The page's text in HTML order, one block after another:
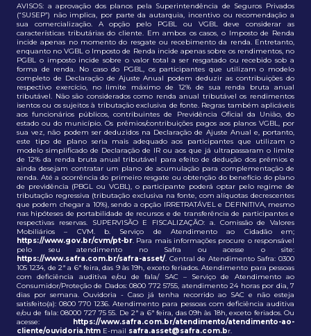
AVISOS: a aprovação dos planos pela Superintendência de Seguros Privados
(“SUSEP”) não implica, por parte da autarquia, incentivo ou recomendação a
sua comercialização. A opção pelo PGBL ou VGBL deve considerar as
características tributárias do cliente. Em ambos os casos, o Imposto de Renda
incide apenas no momento do resgate ou recebimento da renda. Entretanto,
enquanto no VGBL o Imposto de Renda incide apenas sobre os rendimentos, no
PGBL o imposto incide sobre o valor total a ser resgatado ou recebido sob a
forma de renda. No caso do PGBL, os participantes que utilizam o modelo
completo de Declaração de Ajuste Anual podem deduzir as contribuições do
respectivo exercício, no limite máximo de 12% de sua renda bruta anual
tributável. Não são considerados como renda anual tributável os rendimentos
isentos ou os sujeitos à tributação exclusiva de fonte. Regras também aplicáveis
aos funcionários públicos, contribuintes de Previdência Oficial da União, do
estado ou do município. Os prêmios/contribuições pagos aos planos VGBL, por
sua vez, não podem ser deduzidos na Declaração de Ajuste Anual e, portanto,
este tipo de plano seria mais adequado aos participantes que utilizam o
modelo simplificado de Declaração de IR ou aos que já ultrapassaram o limite
de 12% da renda bruta anual tributável para efeito de dedução dos prêmios e
ainda desejam contratar um plano de acumulação para complementação de
renda. Até a ocorrência do primeiro resgate ou obtenção do benefício do plano
de previdência (PBGL ou VGBL), o participante poderá optar pelo regime de
tributação regressiva (tributação exclusiva na fonte, com alíquotas decrescentes
que podem chegar a 10%), sendo a opção IRRETRATÁVEL e DEFINITIVA, mesmo
nas hipóteses de portabilidade de recursos e de transferência de participantes e
respectivas reservas. SUPERVISÃO E FISCALIZAÇÃO: a. Comissão de Valores
Mobiliários – CVM. b. Serviço de Atendimento ao Cidadão em;
https://www.gov.br/cvm/pt-br. Para mais informações procure o responsável
pelo seu atendimento no Safra ou acesse o site:
https://www.safra.com.br/safra-asset/. Central de Atendimento Safra: 0300
105 1234, de 2ª a 6ª feira, das 9 às 19h, exceto feriados. Atendimento para pessoas
com deficiência auditiva e/ou de fala/ SAC – Serviço de Atendimento ao
Consumidor/Proteção de Dados: 0800 772 5755, atendimento 24 horas por dia, 7
dias por semana. Ouvidoria - Caso já tenha recorrido ao SAC e não esteja
satisfeito(a): 0800 770 1236. Atendimento para pessoas com deficiência auditiva
e/ou de fala: 08000 727 75 55. De 2ª a 6ª feira, das 09h às 18h, exceto feriados. Ou
acesse: https://www.safra.com.br/atendimento/atendimento-ao-
cliente/ouvidoria.htm E-mail safra.asset@safra.com.br.